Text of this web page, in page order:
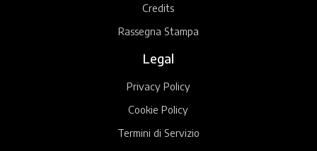
Credits
Rassegna Stampa
Legal
Privacy Policy
Cookie Policy
Termini di Servizio